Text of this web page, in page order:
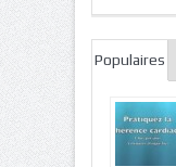
Populaires